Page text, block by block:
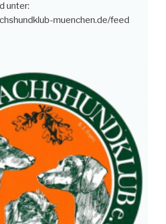
unter:
muenchen.de/feed